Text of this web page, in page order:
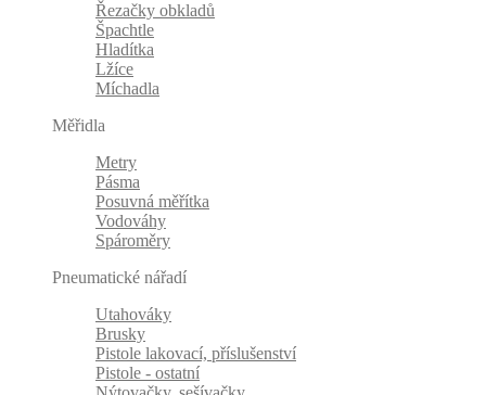
Řezačky obkladů
Špachtle
Hladítka
Lžíce
Míchadla
Měřidla
Metry
Pásma
Posuvná měřítka
Vodováhy
Spároměry
Pneumatické nářadí
Utahováky
Brusky
Pistole lakovací, příslušenství
Pistole - ostatní